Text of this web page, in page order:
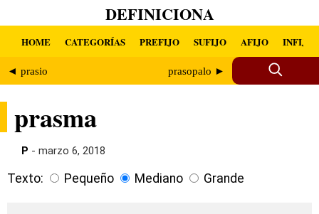
DEFINICIONA
HOME CATEGORÍAS PREFIJO SUFIJO AFIJO INFIJO
◄ prasio prasopalo ►
prasma
P - marzo 6, 2018
Texto: Pequeño Mediano Grande